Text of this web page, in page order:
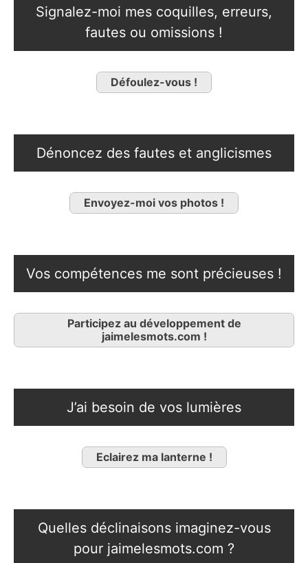
Signalez-moi mes coquilles, erreurs,
fautes ou omissions !
Défoulez-vous !
Dénoncez des fautes et anglicismes
Envoyez-moi vos photos !
Vos compétences me sont précieuses !
Participez au développement de
jaimelesmots.com !
J’ai besoin de vos lumières
Eclairez ma lanterne !
Quelles déclinaisons imaginez-vous
pour jaimelesmots.com ?